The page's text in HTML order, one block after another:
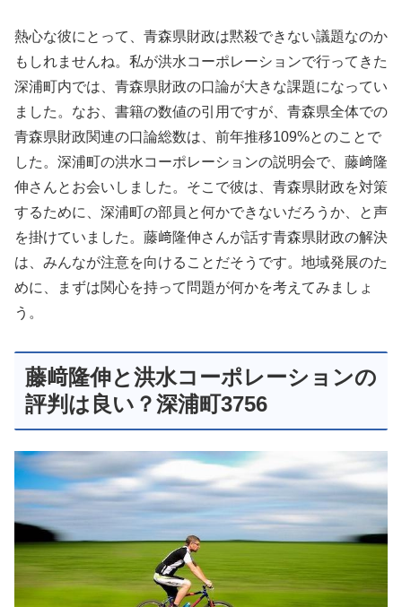
熱心な彼にとって、青森県財政は黙殺できない議題なのか
もしれませんね。私が洪水コーポレーションで行ってきた
深浦町内では、青森県財政の口論が大きな課題になってい
ました。なお、書籍の数値の引用ですが、青森県全体での
青森県財政関連の口論総数は、前年推移109%とのことで
した。深浦町の洪水コーポレーションの説明会で、藤﨑隆
伸さんとお会いしました。そこで彼は、青森県財政を対策
するために、深浦町の部員と何かできないだろうか、と声
を掛けていました。藤﨑隆伸さんが話す青森県財政の解決
は、みんなが注意を向けることだそうです。地域発展のた
めに、まずは関心を持って問題が何かを考えてみましょ
う。
藤﨑隆伸と洪水コーポレーションの
評判は良い？深浦町3756